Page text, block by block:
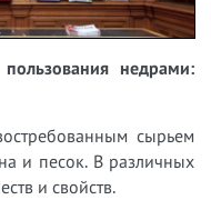
недрами:
сырьем
и песок. В различных
и свойств.